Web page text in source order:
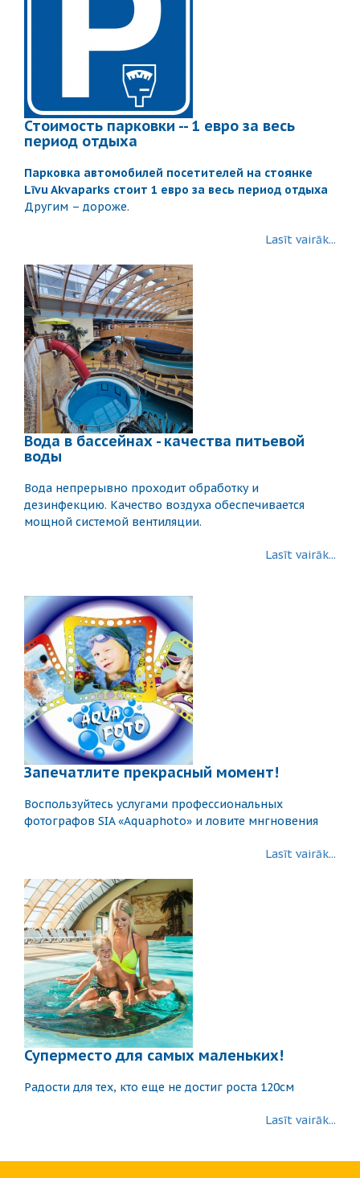
Стоимость парковки -- 1 евро за весь
период отдыха
Парковка автомобилей посетителей на стоянке
Līvu Akvaparks стоит 1 евро за весь период отдыха
Другим – дороже.
Lasīt vairāk...
Вода в бассейнах - качества питьевой
воды
Вода непрерывно проходит обработку и
дезинфекцию. Качество воздуха обеспечивается
мощной системой вентиляции.
Lasīt vairāk...
Запечатлите прекрасный момент!
Воспользуйтесь услугами профессиональных
фотографов SIA «Aquaphoto» и ловите мнгновения
Lasīt vairāk...
Суперместо для самых маленьких!
Радости для тех, кто еще не достиг роста 120см
Lasīt vairāk...